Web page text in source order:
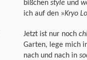
bißchen style und
ich auf den »Kryo
Jetzt ist nur noch
Garten, lege mich
nach und nach in